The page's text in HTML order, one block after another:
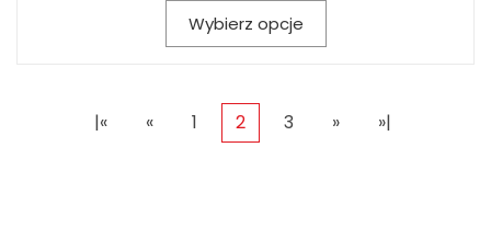
Wybierz opcje
|« « 1 2 3 » »|